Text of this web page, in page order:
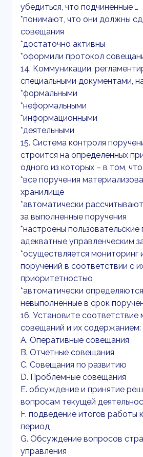
убедиться, что подчиненные …
*понимают, что они должны
совещания
*достаточно активны
*оформили протокол
14. Коммуникации,
специальными документами,
*формальными
*неформальными
*информационными
*деятельными
15. Система контроля
строится на определенных
одного из которых – в том, что
*все поручения
хранилище
*автоматически
за выполненные поручения
*настроены пользовательские
адекватные управленческим
*осуществляется мониторинг
поручений в соответствии с
приоритетностью
*автоматически
невыполненные в срок
16. Установите
совещаний и их содержанием:
A. Оперативные совещания
B. Отчетные совещания
C. Совещания по развитию
D. Проблемные совещания
E. обсуждение и принятие
вопросам текущей
F. подведение итогов работы
период
G. Обсуждение вопросов
управления